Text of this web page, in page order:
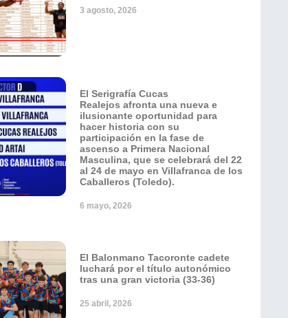
3 agosto, 2026
El Serigrafía Cucas
Realejos afronta una nueva e
ilusionante oportunidad para
hacer historia con su
participación en la fase de
ascenso a Primera Nacional
Masculina, que se celebrará del 22
al 24 de mayo en Villafranca de los
Caballeros (Toledo).
6 mayo, 2026
El Balonmano Tacoronte cadete
luchará por el título autonómico
tras una gran victoria (33-36)
25 abril, 2026